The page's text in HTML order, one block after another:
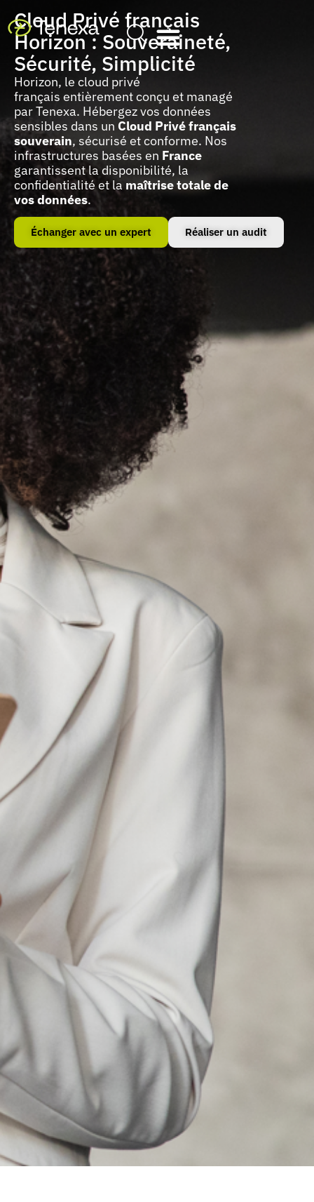
Cloud Privé français
Horizon : Souveraineté,
Sécurité, Simplicité
Horizon, le cloud privé
français entièrementconçu et managé
par Tenexa. Hébergez vos données
sensibles dans un Cloud Privé français
souverain, sécurisé et conforme. Nos
infrastructures basées en France
garantissent la disponibilité, la
confidentialité et lamaîtrise totale de
vos données.
Échanger avec un expert Réaliser un audit